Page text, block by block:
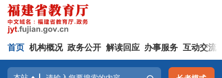
首页 机构概况 政务公开 解读回应 办事服务 互动交流